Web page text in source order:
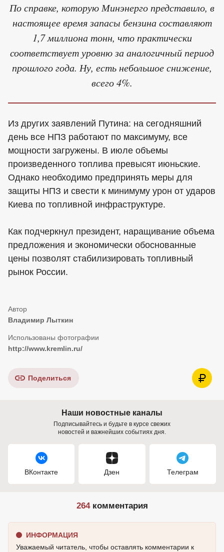
По справке, которую Минэнерго представило, в
настоящее время запасы бензина составляют
1,7 миллиона тонн, что практически
соответствует уровню за аналогичный период
прошлого года. Ну, есть небольшое снижение,
всего 4%.
Из других заявлений Путина: на сегодняшний
день все НПЗ работают по максимуму, все
мощности загружены. В июле объемы
произведенного топлива превысят июньские.
Однако необходимо предпринять меры для
защиты НПЗ и свести к минимуму урон от ударов
Киева по топливной инфраструктуре.
Как подчеркнул президент, наращивание объема
предложения и экономически обоснованные
цены позволят стабилизировать топливный
рынок России.
Владимир Лыткин
http://www.kremlin.ru/
Поделиться
Наши новостные каналы
Подписывайтесь и будьте в курсе свежих
новостей и важнейших событиях дня.
ВКонтакте Дзен Телеграм
264комментария
ИНФОРМАЦИЯ
Уважаемый читатель, чтобы оставлять комментарии к